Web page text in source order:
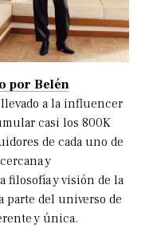
por Belén
a la influencer
casi los 800K
de cada uno de
y
filosofía y visión de la
parte del universo de
y única.